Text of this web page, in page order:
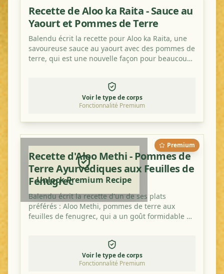
Recette de Aloo ka Raita - Sauce au
Yaourt et Pommes de Terre
Balendu écrit la recette pour Aloo ka Raita, une
savoureuse sauce au yaourt avec des pommes de
terre, qui est une nouvelle façon pour beaucoup
Voir le type de corps
Fonctionnalité Premium
Premium
Unlock Premium Recipe
Recette d'Aloo Methi - Pommes de
Terre Ayurvédiques aux Feuilles de
Fenugrec
Balendu écrit la recette d'un de ses plats
préférés : Aloo Methi, pommes de terre aux
feuilles de fenugrec, qui a un goût formidable et
Voir le type de corps
Fonctionnalité Premium